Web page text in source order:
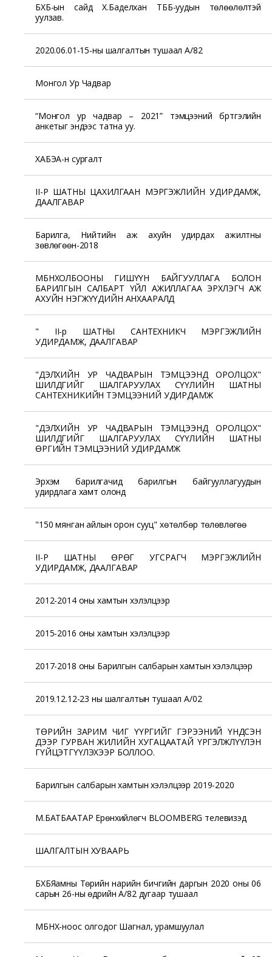
БХБ-ын сайд Х.Баделхан ТББ-уудын төлөөлөлтэй
уулзав.
2020.06.01-15-ны шалгалтын тушаал А/82
Монгол Ур Чадвар
“Монгол ур чадвар – 2021” тэмцээний бүртгэлийн
анкетыг эндээс татна уу.
ХАБЭА-н сургалт
II-Р ШАТНЫ ЦАХИЛГААН МЭРГЭЖЛИЙН УДИРДАМЖ,
ДААЛГАВАР
Барилга, Нийтийн аж ахуйн удирдах ажилтны
зөвлөгөөн-2018
МБНХОЛБООНЫ ГИШҮҮН БАЙГУУЛЛАГА БОЛОН
БАРИЛГЫН САЛБАРТ ҮЙЛ АЖИЛЛАГАА ЭРХЛЭГЧ АЖ
АХУЙН НЭГЖҮҮДИЙН АНХААРАЛД
" II-р ШАТНЫ САНТЕХНИКЧ МЭРГЭЖЛИЙН
УДИРДАМЖ, ДААЛГАВАР
"ДЭЛХИЙН УР ЧАДВАРЫН ТЭМЦЭЭНД ОРОЛЦОХ"
ШИЛДГИЙГ ШАЛГАРУУЛАХ СҮҮЛИЙН ШАТНЫ
САНТЕХНИКИЙН ТЭМЦЭЭНИЙ УДИРДАМЖ
"ДЭЛХИЙН УР ЧАДВАРЫН ТЭМЦЭЭНД ОРОЛЦОХ"
ШИЛДГИЙГ ШАЛГАРУУЛАХ СҮҮЛИЙН ШАТНЫ
ӨРГИЙН ТЭМЦЭЭНИЙ УДИРДАМЖ
Эрхэм барилгачид барилгын байгууллагуудын
удирдлага хамт олонд
"150 мянган айлын орон сууц" хөтөлбөр төлөвлөгөө
II-Р ШАТНЫ ӨРӨГ УГСРАГЧ МЭРГЭЖЛИЙН
УДИРДАМЖ, ДААЛГАВАР
2012-2014 оны хамтын хэлэлцээр
2015-2016 оны хамтын хэлэлцээр
2017-2018 оны Барилгын салбарын хамтын хэлэлцээр
2019.12.12-23 ны шалгалтын тушаал А/02
ТӨРИЙН ЗАРИМ ЧИГ ҮҮРГИЙГ ГЭРЭЭНИЙ ҮНДСЭН
ДЭЭР ГУРВАН ЖИЛИЙН ХУГАЦААТАЙ ҮРГЭЛЖЛҮҮЛЭН
ГҮЙЦЭТГҮҮЛЭХЭЭР БОЛЛОО.
Барилгын салбарын хамтын хэлэлцээр 2019-2020
М.БАТБААТАР Ерөнхийлөгч BLOOMBERG телевизэд
ШАЛГАЛТЫН ХУВААРЬ
БХБЯамны Төрийн нарийн бичгийн даргын 2020 оны 06
сарын 26-ны өдрийн А/82 дугаар тушаал
МБНХ-ноос олгодог Шагнал, урамшуулал